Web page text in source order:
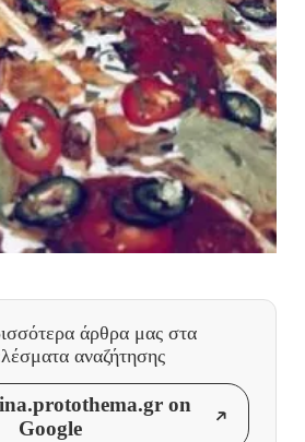
άρθρα μας στα
αναζήτησης
on
Google